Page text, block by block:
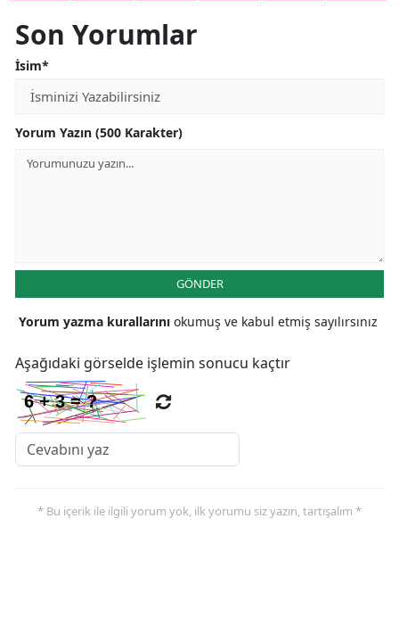
Siirt
Sivas
Tunceli
Son Yorumlar
İsim*
Yorum Yazın (500 Karakter)
GÖNDER
Yorum yazma kurallarını okumuş ve kabul etmiş sayılırsınız
Aşağıdaki görselde işlemin sonucu kaçtır
* Bu içerik ile ilgili yorum yok, ilk yorumu siz yazın, tartışalım *